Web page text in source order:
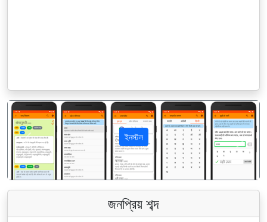
ইনস্টল
पिछला अगला
জনপ্রিয় শব্দ